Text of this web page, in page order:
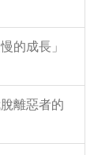
的成長」
離惡者的